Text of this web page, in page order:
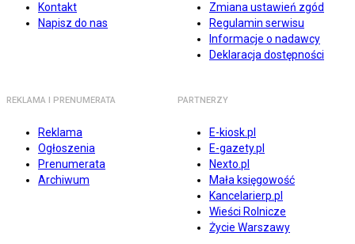
Kontakt
Napisz do nas
Zmiana ustawień zgód
Regulamin serwisu
Informacje o nadawcy
Deklaracja dostępności
REKLAMA I PRENUMERATA
Reklama
Ogłoszenia
Prenumerata
Archiwum
PARTNERZY
E-kiosk.pl
E-gazety.pl
Nexto.pl
Mała księgowość
Kancelarierp.pl
Wieści Rolnicze
Życie Warszawy